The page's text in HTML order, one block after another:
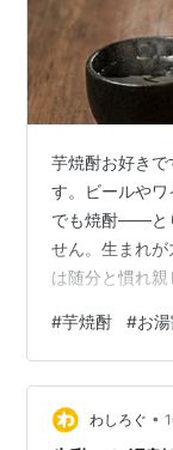
芋焼酎お好き
す。ビールや
でも焼酎――と
せん。生まれ
は随分と慣れ
ていました。他
ち飲み焼酎屋
ます。それほ
の一部といって
#芋焼酎 #お
わしろぐ •